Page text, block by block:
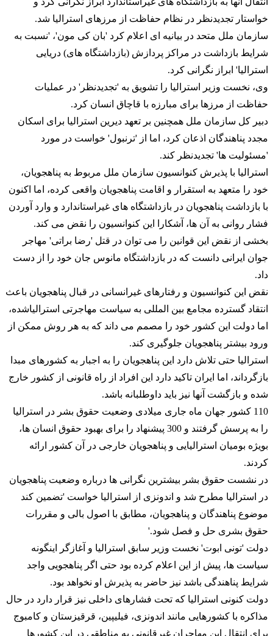
خواستار تجدیدنظر در نظام حفاظت از مرزهای استرالیا شد.
سازمان ملل متحد در بیانیه ای اعلام کرد 'بان کی مون'، 'نسبت به
شرایط بازداشت در مراکز پردازش (بازداشتگاه های) دریایی
استرالیا' ابراز نگرانی کرد.
وی، نخست وزیر
استرالیا را تشویق به 'تجدیدنظر' در عملیات
حفاظت از مرزها برای مبارزه با قاچاق انسان کرد.
دبیر کل سازمان ملل همچنین بر تعهد دیرین استرالیا برای اسکان
مجدد پناهندگان اذعان کرد، اما از 'ترنبول' خواست در مورد
'مسئولیت ها' تجدیدنظر کند.
استرالیا با پذیرش کنوانسیون سازمان ملل مربوط به پناهجویان،
خود را متعهد به استقرار و اقامت پناهجویان واقعی کرده، اما اکنون
با بازداشت پناهجویان در بازداشتگاه های غیراستاندارد و وارد آوردن
فشار روانی به آن ها، آشکارا این کنوانسیون را نقض می کند.
بخشی از نقض این قوانین را می توان در قتل 'رضا براتی' مهاجر
جوان ایرانی دانست که در بازداشتگاه مانوس جان خود را از دست
داد.
نقض این کنوانسیون و رفتارهای غیرانسانی در قبال پناهجویان باعث
انتقاد گسترده مجامع بین المللی به سیاست مهاجرتی استرالیاشده،
اما دولت این کشور خود را مصمم می داند که به هر روش ممکن از
ورود بیشتر پناهجویان جلوگیری کند.
استرالیا حتی تلاش دارد این پناهجویان را به اجبار به کشورهای مبدا
بازگرداند، اما ایران تاکید دارد این افراد از راه قانونی از کشور خارج
شده و بازگشت آنها نیز باید داوطلبانه باشد.
110 کشور جهان ماه جاری میلادی وضعیت حقوق بشر در
استرالیا
را به پرسش گرفتند و 300 پیشنهاد را برای بهبود حقوق انسان ها،
بویژه بومیان استرالیایی و پناهجویان خارجی در آن کشور ارائه
کردند.
در نشست حقوق بشر بیشترین نگرانی ها درباره وضعیت پناهجویان
در
استرالیا مطرح شد و اندونزی از استرالیا خواست 'تضمین کند
موضوع پناهندگان و پناهجویان، مطابق با اصول بالی و مقررات
حقوق بشری حل و فصل شود.'
دولت 'تونی ابوت' نخست وزیر سابق استرالیا و آغازگر اینگونه
سیاست ها، پیش از این اعلام کرده بود حتی اگر پناهجویی واجد
شرایط پناهندگی باشد نیز حاضر به پذیرش او نخواهد بود.
دولت کنونی استرالیا که تحت فشارهای داخلی نیز قرار دارد در حال
مذاکره با کشورهایی مانند اندونزی، فیلیپین، قرقیزستان و کامبوج
برای انتقال این مهاجران غیرقانونی به مناطقی در این کشورها